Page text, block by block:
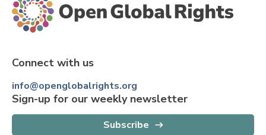
Connect with us
info@openglobalrights.org
Sign-up for our weekly newsletter
Subscribe